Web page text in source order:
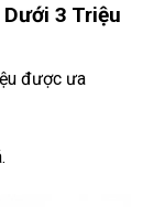
3 Triệu
được ưa